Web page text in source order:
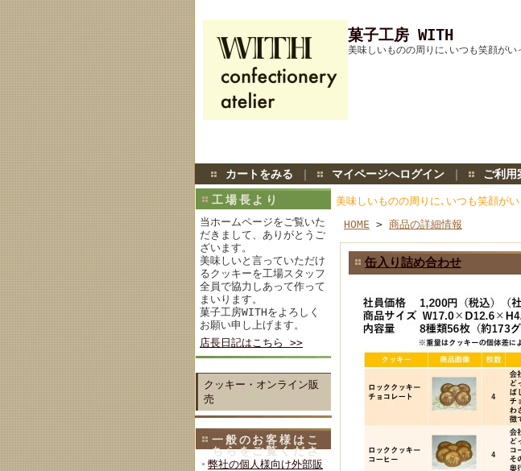
菓子工房 WITH
美味しいものの周りに､いつも笑顔が
カートをみる ｜ マイページへログイン ｜ ご利用
工場長より
当ホームページをご覧いた
だきまして、ありがとうご
ざいます。
美味しいと言っていただけ
るクッキーを工場スタッフ
全員で協力しあって作って
まいります。
菓子工房WITHをよろしく
お願い申し上げます。
店長日記はこちら >>
クッキー・オンライン販
売
一般のお客様はこ
ちらをご覧くださ
い
弊社の個人様向け外部販
美味しいものの周りに､いつも笑顔が
HOME > 商品の詳細情報
缶入り詰め合わせ